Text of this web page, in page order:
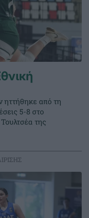
από τη
5-8 στο
της